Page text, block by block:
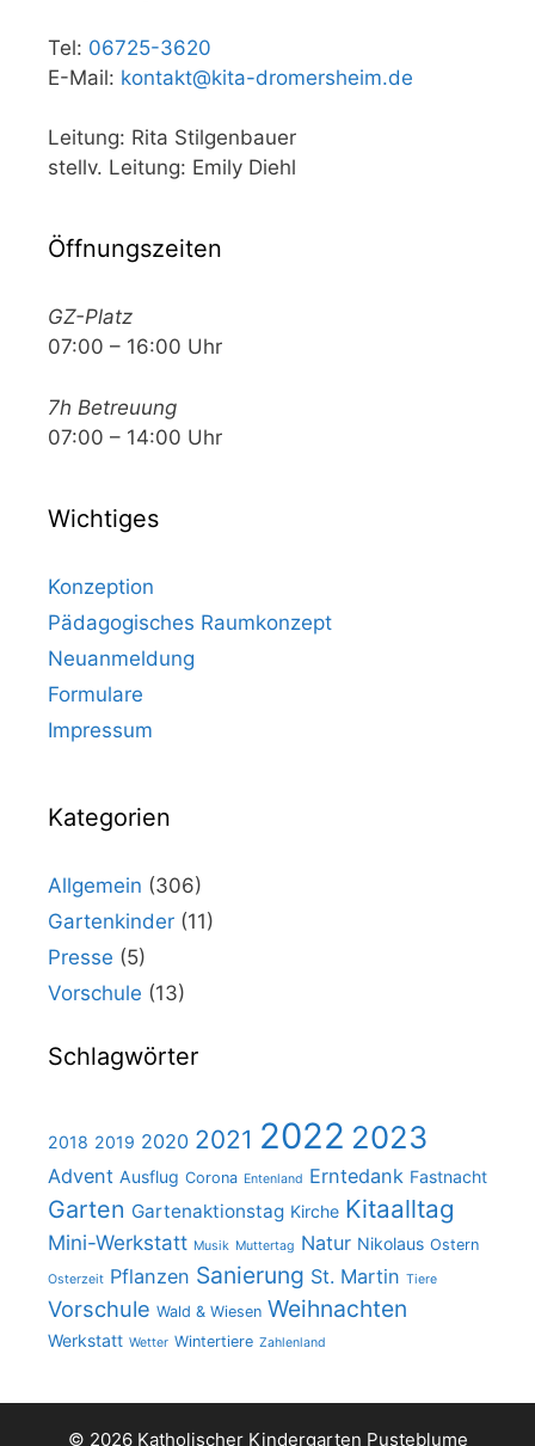
Tel: 06725-3620
E-Mail: kontakt@kita-dromersheim.de
Leitung: Rita Stilgenbauer
stellv. Leitung: Emily Diehl
Öffnungszeiten
GZ-Platz
07:00 – 16:00 Uhr
7h Betreuung
07:00 – 14:00 Uhr
Wichtiges
Konzeption
Pädagogisches Raumkonzept
Neuanmeldung
Formulare
Impressum
Kategorien
Allgemein (306)
Gartenkinder (11)
Presse (5)
Vorschule (13)
Schlagwörter
2018 2019 2020 2021 2022 2023
Advent Ausflug Corona Entenland Erntedank Fastnacht
Garten Gartenaktionstag Kirche Kitaalltag
Mini-Werkstatt Musik Muttertag Natur Nikolaus Ostern
Osterzeit Pflanzen Sanierung St. Martin Tiere
Vorschule Wald & Wiesen Weihnachten
Werkstatt Wetter Wintertiere Zahlenland
© 2026 Katholischer Kindergarten Pusteblume